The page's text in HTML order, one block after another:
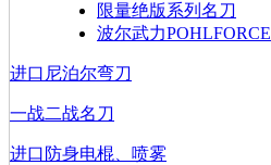
限量绝版系列名刀
波尔武力POHLFORCE
进口尼泊尔弯刀
一战二战名刀
进口防身电棍、喷雾